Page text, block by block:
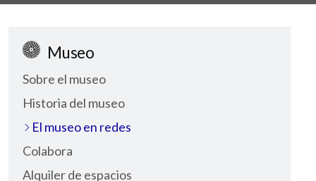
Museo
Sobre el museo
Historia del museo
El museo en redes
Colabora
Alquiler de espacios